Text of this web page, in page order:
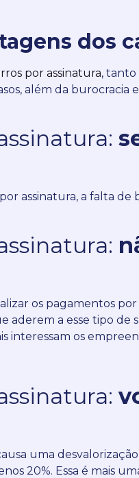
dos
por assinatura, tanto
além da
assinatura, a falta de
os pagamentos
aderem a esse tipo de
interessam os
uma
20%. Essa é mais